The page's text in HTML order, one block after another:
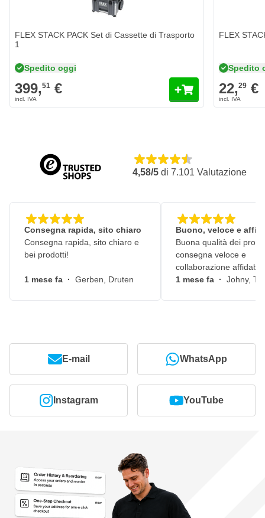
FLEX STACK PACK Set di Cassette di Trasporto
1
Spedito oggi
399,51 €
FLEX
Spedito
22,29 €
4,58/5 di 7.101 Valutazione
Consegna rapida, sito chiaro
Consegna rapida, sito chiaro e
bei prodotti!
1 mese fa · Gerben, Druten
Buono, veloce e
Buona qualità dei
consegna veloce e
collaborazione
1 mese fa · Johny,
E-mail WhatsApp
Instagram YouTube